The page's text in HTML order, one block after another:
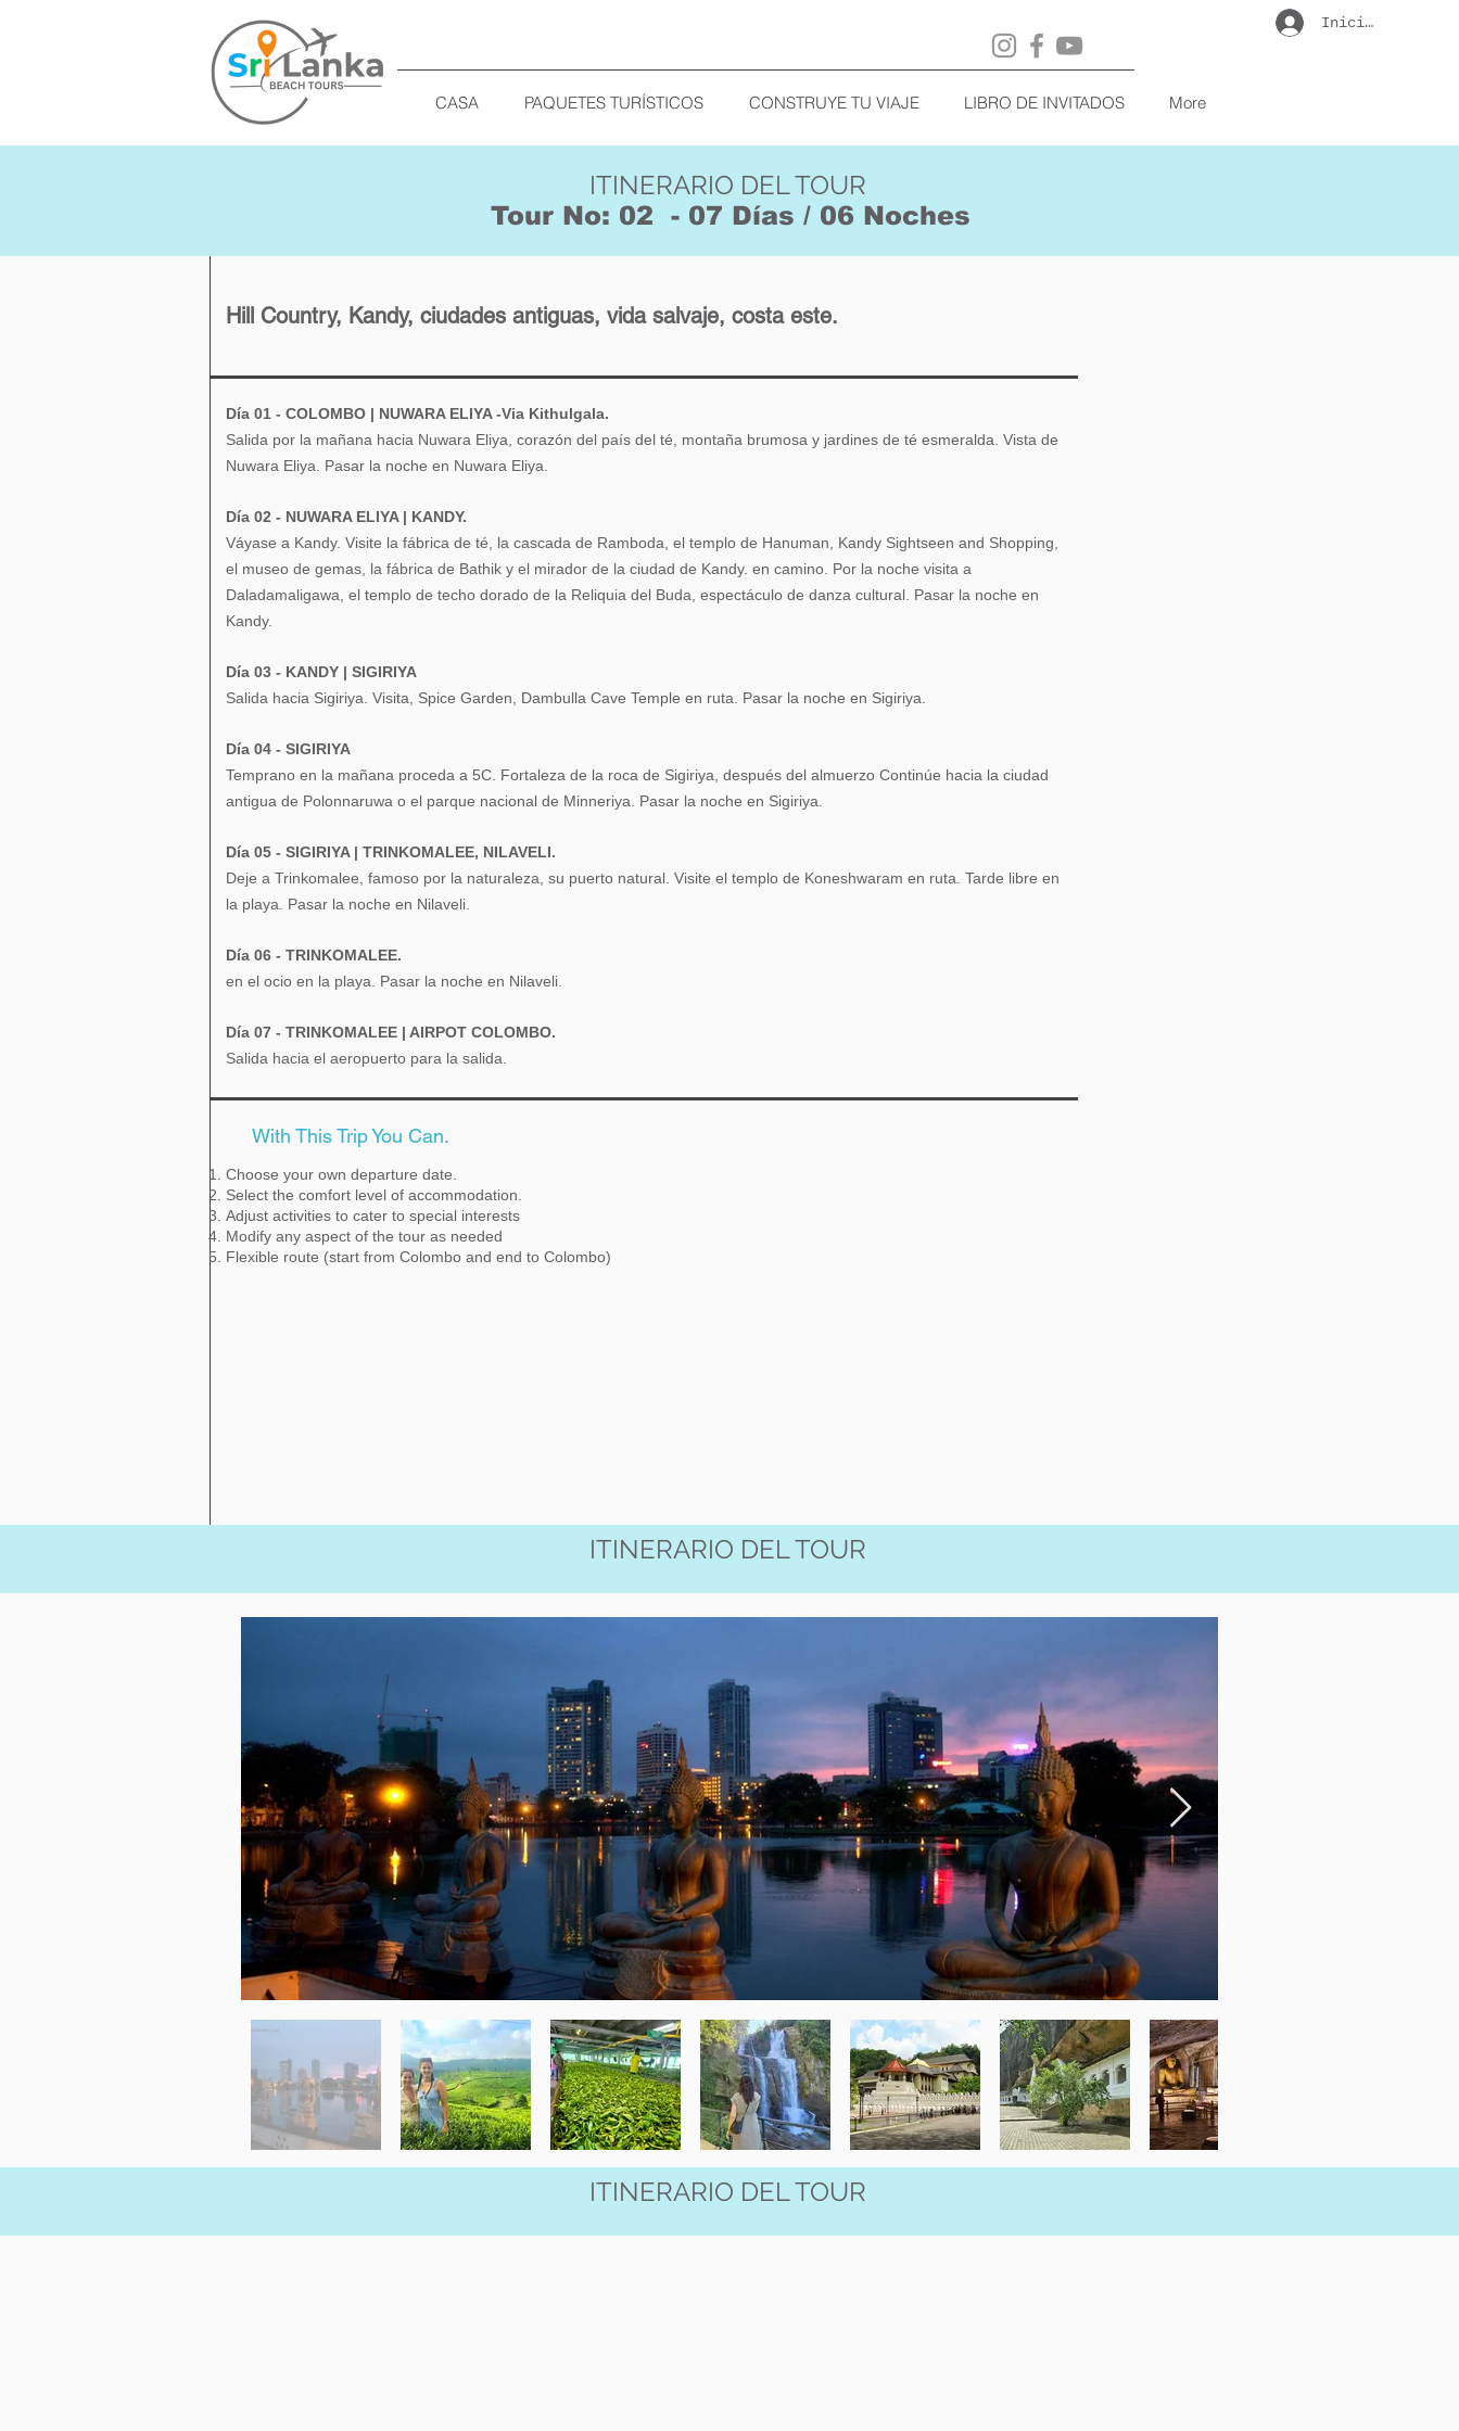
CASA PAQUETES TURÍSTICOS CONSTRUYE TU VIAJE LIBRO DE INVITADOS More
Iniciar sesión
Hill Country, Kandy, ciudades antiguas, vida salvaje, costa este.
Día 01 - COLOMBO | NUWARA ELIYA -Via Kithulgala.
Salida por la mañana hacia Nuwara Eliya, corazón del país del té, montaña brumosa y jardines de té esmeralda. Vista de
Nuwara Eliya. Pasar la noche en Nuwara Eliya.
Día 02 - NUWARA ELIYA | KANDY.
Váyase a Kandy. Visite la fábrica de té, la cascada de Ramboda, el templo de Hanuman, Kandy Sightseen and Shopping,
el museo de gemas, la fábrica de Bathik y el mirador de la ciudad de Kandy. en camino. Por la noche visita a
Daladamaligawa, el templo de techo dorado de la Reliquia del Buda, espectáculo de danza cultural. Pasar la noche en
Kandy.
Día 03 - KANDY | SIGIRIYA
Salida hacia Sigiriya. Visita, Spice Garden, Dambulla Cave Temple en ruta. Pasar la noche en Sigiriya.
Día 04 - SIGIRIYA
Temprano en la mañana proceda a 5C. Fortaleza de la roca de Sigiriya, después del almuerzo Continúe hacia la ciudad
antigua de Polonnaruwa o el parque nacional de Minneriya. Pasar la noche en Sigiriya.
Día 05 - SIGIRIYA | TRINKOMALEE, NILAVELI.
Deje a Trinkomalee, famoso por la naturaleza, su puerto natural. Visite el templo de Koneshwaram en ruta. Tarde libre en
la playa. Pasar la noche en Nilaveli.
Día 06 - TRINKOMALEE.
en el ocio en la playa. Pasar la noche en Nilaveli.
Día 07 - TRINKOMALEE | AIRPOT COLOMBO.
Salida hacia el aeropuerto para la salida.
With This Trip You Can.
Choose your own departure date.
Select the comfort level of accommodation.
Adjust activities to cater to special interests
Modify any aspect of the tour as needed
Flexible route (start from Colombo and end to Colombo)
ITINERARIO DEL TOUR
Tour No: 02 - 07 Días / 06 Noches
ITINERARIO DEL TOUR
ITINERARIO DEL TOUR